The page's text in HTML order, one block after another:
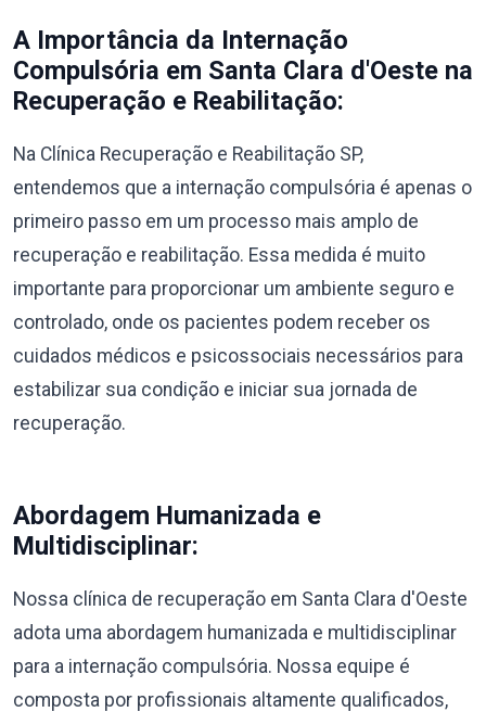
A Importância da Internação
Compulsória em Santa Clara d'Oeste na
Recuperação e Reabilitação:
Na Clínica Recuperação e Reabilitação SP,
entendemos que a internação compulsória é apenas o
primeiro passo em um processo mais amplo de
recuperação e reabilitação. Essa medida é muito
importante para proporcionar um ambiente seguro e
controlado, onde os pacientes podem receber os
cuidados médicos e psicossociais necessários para
estabilizar sua condição e iniciar sua jornada de
recuperação.
Abordagem Humanizada e
Multidisciplinar:
Nossa clínica de recuperação em Santa Clara d'Oeste
adota uma abordagem humanizada e multidisciplinar
para a internação compulsória. Nossa equipe é
composta por profissionais altamente qualificados,